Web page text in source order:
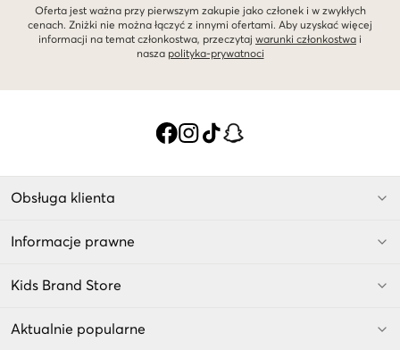
Oferta jest ważna przy pierwszym zakupie jako członek i w zwykłych
cenach. Zniżki nie można łączyć z innymi ofertami. Aby uzyskać więcej
informacji na temat członkostwa, przeczytaj warunki członkostwa i
nasza polityka-prywatnoci
Obsługa klienta
Informacje prawne
Kids Brand Store
Aktualnie popularne